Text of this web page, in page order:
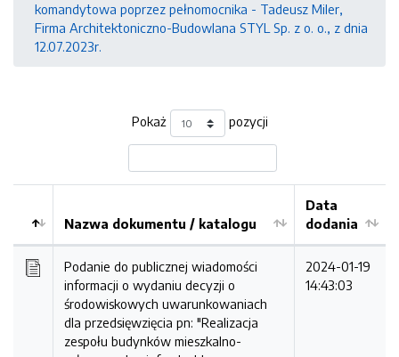
komandytowa poprzez pełnomocnika - Tadeusz Miler,
Firma Architektoniczno-Budowlana STYL Sp. z o. o., z dnia
12.07.2023r.
Pokaż pozycji
Kolejność
Nazwa dokumentu / katalogu
Data
dodania
Podanie do publicznej wiadomości
informacji o wydaniu decyzji o
środowiskowych uwarunkowaniach
dla przedsięwzięcia pn: "Realizacja
zespołu budynków mieszkalno-
2024-01-19
14:43:03